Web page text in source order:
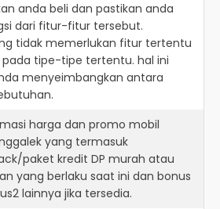
anda beli dan pastikan anda
dari fitur-fitur tersebut.
tidak memerlukan fitur tertentu
tipe-tipe tertentu. hal ini
menyeimbangkan antara
harga dan promo mobil
yang termasuk
paket kredit DP murah atau
yang berlaku saat ini dan bonus
lainnya jika tersedia.